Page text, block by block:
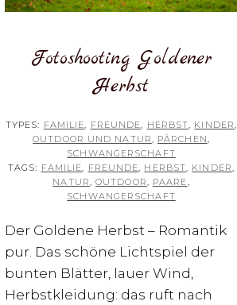
Fotoshooting Goldener
Herbst
TYPES: FAMILIE, FREUNDE, HERBST, KINDER,
OUTDOOR UND NATUR, PÄRCHEN,
SCHWANGERSCHAFT
TAGS: FAMILIE, FREUNDE, HERBST, KINDER,
NATUR,OUTDOOR, PAARE,
SCHWANGERSCHAFT
Der Goldene Herbst – Romantik
pur. Das schöne Lichtspiel der
bunten Blätter, lauer Wind,
Herbstkleidung: das ruft nach